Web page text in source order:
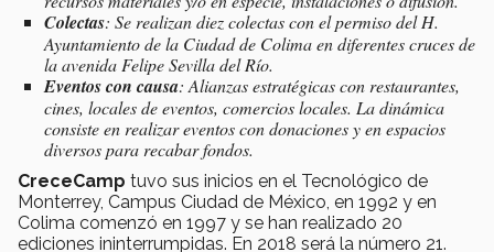
Colectas: Se realizan diez colectas con el permiso del H.
Ayuntamiento de la Ciudad de Colima en diferentes cruces de
la avenida Felipe Sevilla del Río.
Eventos con causa: Alianzas estratégicas con restaurantes,
cines, locales de eventos, comercios locales. La dinámica
consiste en realizar eventos con donaciones y en espacios
diversos para recabar fondos.
CreceCamp tuvo sus inicios en el Tecnológico de
Monterrey, Campus Ciudad de México, en 1992 y en
Colima comenzó en 1997 y se han realizado 20
ediciones ininterrumpidas. En 2018 será la número 21.